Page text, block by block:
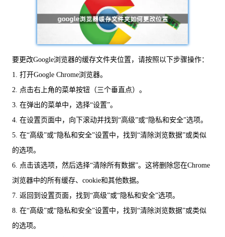
要更改Google浏览器的缓存文件夹位置，请按照以下步骤操作：
1. 打开Google Chrome浏览器。
2. 点击右上角的菜单按钮（三个垂直点）。
3. 在弹出的菜单中，选择“设置”。
4. 在设置页面中，向下滚动并找到“高级”或“隐私和安全”选项。
5. 在“高级”或“隐私和安全”设置中，找到“清除浏览数据”或类似
的选项。
6. 点击该选项，然后选择“清除所有数据”。这将删除您在Chrome
浏览器中的所有缓存、cookie和其他数据。
7. 返回到设置页面，找到“高级”或“隐私和安全”选项。
8. 在“高级”或“隐私和安全”设置中，找到“清除浏览数据”或类似
的选项。